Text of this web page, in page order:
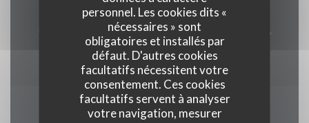
personnel. Les cookies dits «
nécessaires » sont
obligatoires et installés par
défaut. D'autres cookies
facultatifs nécessitent votre
consentement. Ces cookies
facultatifs servent à analyser
votre navigation, mesurer
Paiement Sans Contact, American Express,
Eurocard/Mastercard, Titres restaurant, Espèces,
Visa, Chèques, Carte Bleue